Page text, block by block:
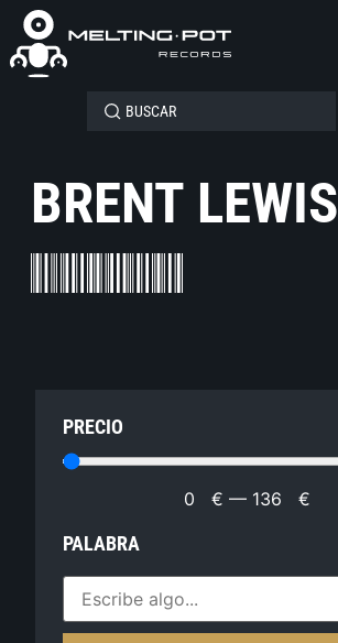
BRENT LEWIS
PRECIO
0 € — 136 €
PALABRA